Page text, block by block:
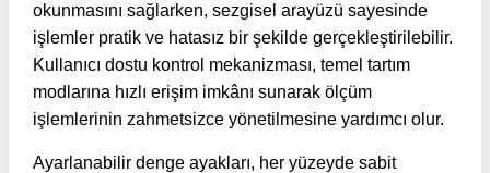
okunmasını sağlarken, sezgisel arayüzü sayesinde
işlemler pratik ve hatasız bir şekilde gerçekleştirilebilir.
Kullanıcı dostu kontrol mekanizması, temel tartım
modlarına hızlı erişim imkânı sunarak ölçüm
işlemlerinin zahmetsizce yönetilmesine yardımcı olur.
Ayarlanabilir denge ayakları, her yüzeyde sabit